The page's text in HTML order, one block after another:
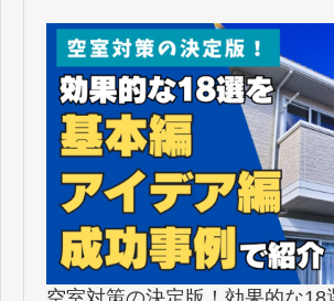
お客様活用事例
よくあるご質問
お知らせ
お役立ち情報